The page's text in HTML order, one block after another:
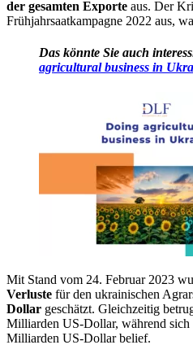
der gesamten Exporte aus. Der
Frühjahrsaatkampagne 2022 aus,
Das könnte Sie auch
agricultural business in
Mit Stand vom 24. Februar 2023
Verluste für den ukrainischen
Dollar geschätzt. Gleichzeitig
Milliarden US-Dollar, während sich
Milliarden US-Dollar belief.